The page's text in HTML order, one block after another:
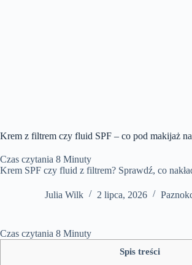
Krem z filtrem czy fluid SPF – co pod makijaż
Czas czytania 8 Minuty
Krem SPF czy fluid z filtrem? Sprawdź, co
Julia Wilk 2 lipca, 2026
Czas czytania 8 Minuty
Spis treści